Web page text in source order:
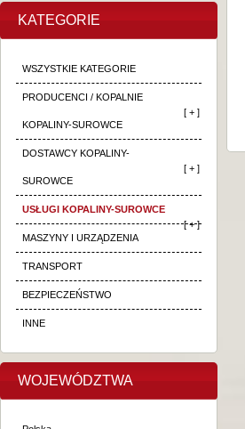
KATEGORIE
WSZYSTKIE KATEGORIE
PRODUCENCI / KOPALNIE
KOPALINY-SUROWCE
[ + ]
DOSTAWCY KOPALINY-
SUROWCE
[ + ]
USŁUGI KOPALINY-SUROWCE
[ + ]
MASZYNY I URZĄDZENIA
TRANSPORT
BEZPIECZEŃSTWO
INNE
WOJEWÓDZTWA